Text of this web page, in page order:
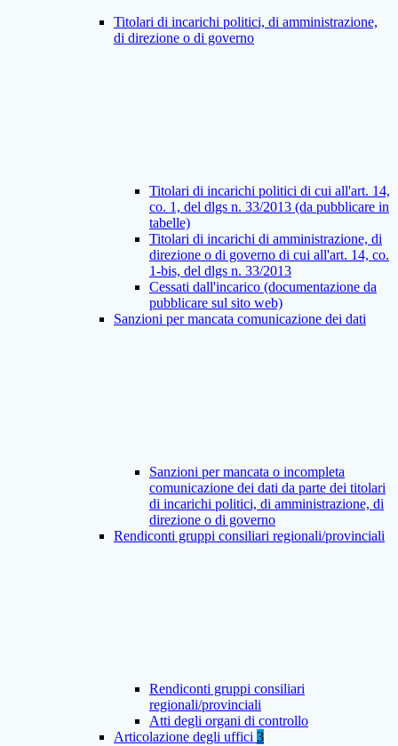
Titolari di incarichi politici, di amministrazione,
di direzione o di governo
Titolari di incarichi politici di cui all'art. 14,
co. 1, del dlgs n. 33/2013 (da pubblicare in
tabelle)
Titolari di incarichi di amministrazione, di
direzione o di governo di cui all'art. 14, co.
1-bis, del dlgs n. 33/2013
Cessati dall'incarico (documentazione da
pubblicare sul sito web)
Sanzioni per mancata comunicazione dei dati
Sanzioni per mancata o incompleta
comunicazione dei dati da parte dei titolari
di incarichi politici, di amministrazione, di
direzione o di governo
Rendiconti gruppi consiliari regionali/provinciali
Rendiconti gruppi consiliari
regionali/provinciali
Atti degli organi di controllo
Articolazione degli uffici 3